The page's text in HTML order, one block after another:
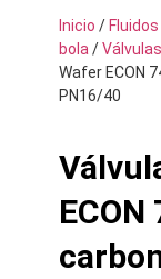
Inicio / Fluidos
bola /
Wafer ECON
PN16/40
ECON